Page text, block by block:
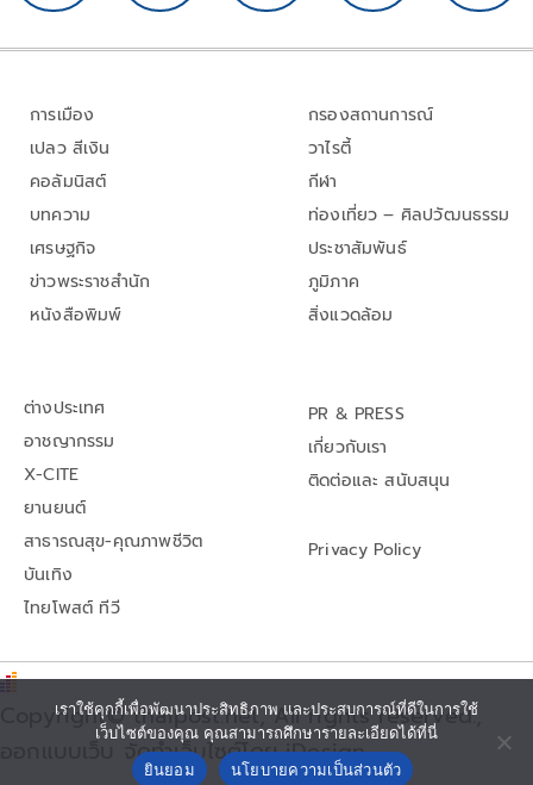
การเมือง
เปลว สีเงิน
คอลัมนิสต์
บทความ
เศรษฐกิจ
ข่าวพระราชสำนัก
หนังสือพิมพ์
กรองสถานการณ์
วาไรตี้
กีฬา
ท่องเที่ยว – ศิลปวัฒนธรรม
ประชาสัมพันธ์
ภูมิภาค
สิ่งแวดล้อม
ต่างประเทศ
อาชญากรรม
X-CITE
ยานยนต์
สาธารณสุข-คุณภาพชีวิต
บันเทิง
ไทยโพสต์ ทีวี
PR & PRESS
เกี่ยวกับเรา
ติดต่อและ สนับสนุน
Privacy Policy
Copyright© thaipost.net, All rights reserved.,
ออกแบบเว็บ จัดทำเว็บไซต์โดย iDesign
เราใช้คุกกี้เพื่อพัฒนาประสิทธิภาพ และประสบการณ์ที่ดีในการใช้
เว็บไซต์ของคุณ คุณสามารถศึกษารายละเอียดได้ที่นี่
ยินยอม
นโยบายความเป็นส่วนตัว